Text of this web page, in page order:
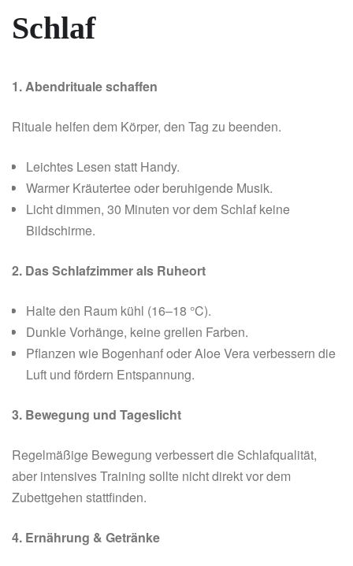
Schlaf
1. Abendrituale schaffen
Rituale helfen dem Körper, den Tag zu beenden.
Leichtes Lesen statt Handy.
Warmer Kräutertee oder beruhigende Musik.
Licht dimmen, 30 Minuten vor dem Schlaf keine
Bildschirme.
2. Das Schlafzimmer als Ruheort
Halte den Raum kühl (16–18 °C).
Dunkle Vorhänge, keine grellen Farben.
Pflanzen wie Bogenhanf oder Aloe Vera verbessern die
Luft und fördern Entspannung.
3. Bewegung und Tageslicht
Regelmäßige Bewegung verbessert die Schlafqualität,
aber intensives Training sollte nicht direkt vor dem
Zubettgehen stattfinden.
4. Ernährung & Getränke